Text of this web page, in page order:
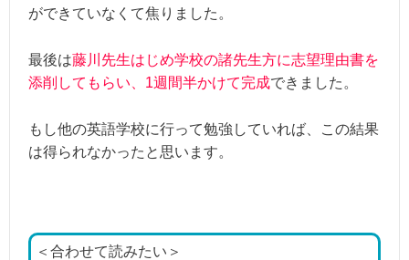
ができていなくて焦りました。
最後は藤川先生はじめ学校の諸先生方に志望理由書を
添削してもらい、1週間半かけて完成できました。
もし他の英語学校に行って勉強していれば、この結果
は得られなかったと思います。
＜合わせて読みたい＞